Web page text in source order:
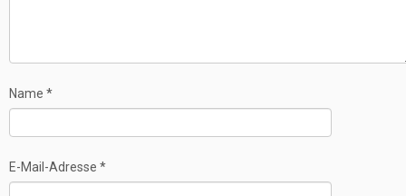
Name *
E-Mail-Adresse *